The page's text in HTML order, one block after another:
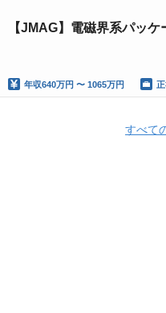
【JMAG】電磁界系パッケ
年収640万円 〜 1065万円
すべて